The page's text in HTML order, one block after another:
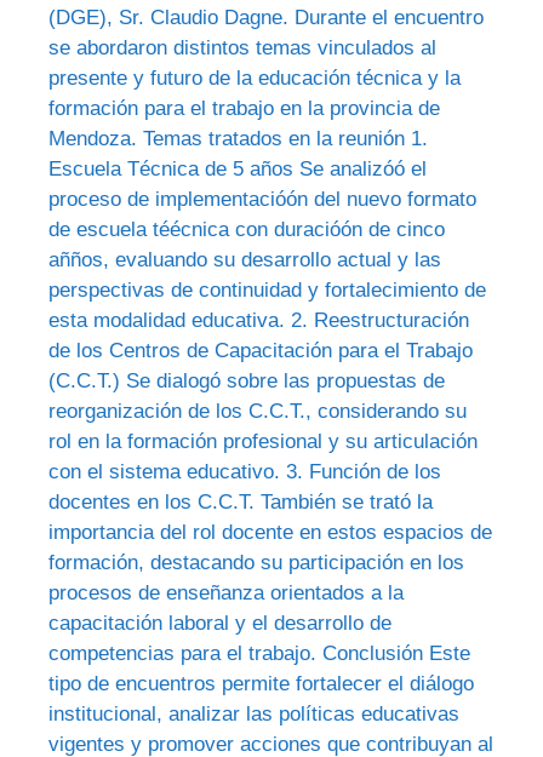
(DGE), Sr. Claudio Dagne. Durante el encuentro
se abordaron distintos temas vinculados al
presente y futuro de la educación técnica y la
formación para el trabajo en la provincia de
Mendoza. Temas tratados en la reunión 1.
Escuela Técnica de 5 años Se analizóó el
proceso de implementacióón del nuevo formato
de escuela téécnica con duracióón de cinco
añños, evaluando su desarrollo actual y las
perspectivas de continuidad y fortalecimiento de
esta modalidad educativa. 2. Reestructuración
de los Centros de Capacitación para el Trabajo
(C.C.T.) Se dialogó sobre las propuestas de
reorganización de los C.C.T., considerando su
rol en la formación profesional y su articulación
con el sistema educativo. 3. Función de los
docentes en los C.C.T. También se trató la
importancia del rol docente en estos espacios de
formación, destacando su participación en los
procesos de enseñanza orientados a la
capacitación laboral y el desarrollo de
competencias para el trabajo. Conclusión Este
tipo de encuentros permite fortalecer el diálogo
institucional, analizar las políticas educativas
vigentes y promover acciones que contribuyan al